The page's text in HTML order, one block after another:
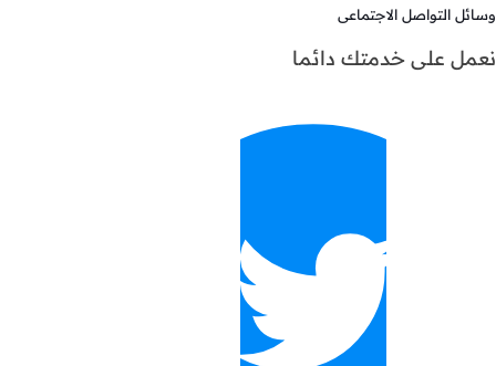
وسائل التواصل الاجتماعى
نعمل على خدمتك دائما